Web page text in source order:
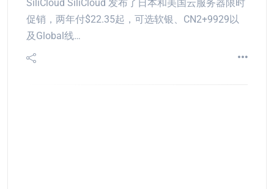
SiliCloud SiliCloud 发布了日本和美国云服务器限时
促销，两年付$22.35起，可选软银、CN2+9929以
及Global线…